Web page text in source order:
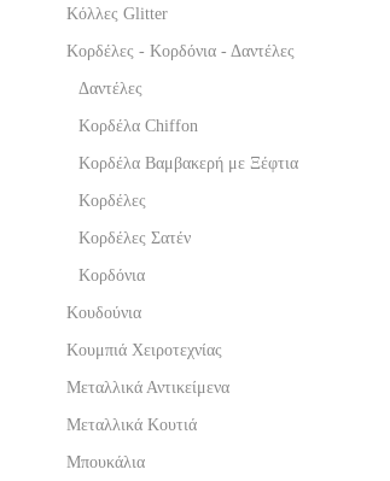
Κόλλες Glitter
Κορδέλες - Κορδόνια - Δαντέλες
Δαντέλες
Κορδέλα Chiffon
Κορδέλα Βαμβακερή με Ξέφτια
Κορδέλες
Κορδέλες Σατέν
Κορδόνια
Κουδούνια
Κουμπιά Χειροτεχνίας
Μεταλλικά Αντικείμενα
Μεταλλικά Κουτιά
Μπουκάλια